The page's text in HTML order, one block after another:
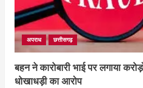
अपराध छत्तीसगढ़
बहन ने कारोबारी भाई पर लगाया
धोखाधड़ी का आरोप